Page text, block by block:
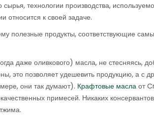
технологии производства,
относится к своей задаче.
полезные продукты, соответствующие
даже оливкового) масла, не стесняясь,
это позволяет удешевить продукцию, а с
они так думают). Крафтовые масла от
примесей. Никаких